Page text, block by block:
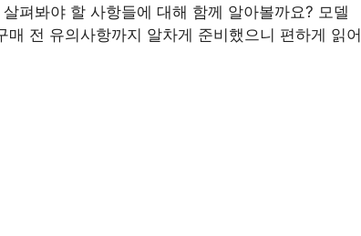
펴봐야 할 사항들에 대해 함께 알아볼까요? 모델
전 유의사항까지 알차게 준비했으니 편하게 읽어